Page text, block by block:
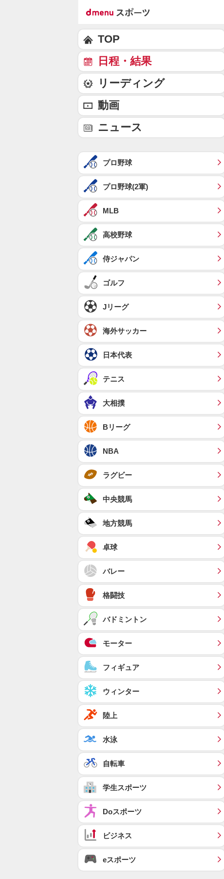
TOP
日程・結果
リーディング
動画
ニュース
プロ野球
プロ野球(2軍)
MLB
高校野球
侍ジャパン
ゴルフ
Jリーグ
海外サッカー
日本代表
テニス
大相撲
Bリーグ
NBA
ラグビー
中央競馬
地方競馬
卓球
バレー
格闘技
バドミントン
モーター
フィギュア
ウィンター
陸上
水泳
自転車
学生スポーツ
Doスポーツ
ビジネス
eスポーツ